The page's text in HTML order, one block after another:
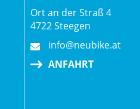
Ort an der Straß 4
4722 Steegen
info@neubike.at
ANFAHRT